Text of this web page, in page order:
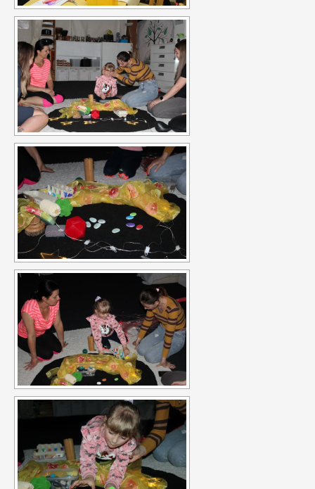
letošním roce projekty Bezpečné hnízdo a Snoezelen.
Projekt zároveň napomáhá zdravému vývoji dítěte, přes
zkvalitnění vztahů v rodině a prostřednictvím rodinného
zážitkového odpoledne až ke komplexnímu poradenství, které
je pro rodiny k dispozici po celou dobu projektu.
multisenzorická místnost Snoezelen, slouží jako inovativní
metoda pro sociálně znevýhodněné rodiny, specificky pro
rodiny s ohroženými dětmi. Pobyt v místnosti Snoezelen je
přelomovým trávením volného času dětí i dospělých. Jedná se
zároveň o efektivní metodu řešení civilizačních problémů.
Pozitivní vliv této metody je vidět u poruch jako jsou
hyperaktivita, nedostatečná schopnost soustředění, strach,
úzkosti, komunikační a sociální problémy.
je speciálně upravená a jejím cílem je působit na všechny lidské
smysly. Just grow up - Výměna mládeže
a traning courseOtázky, kterými se projekt zabývá, jsou dále
uplatnění mládeže na trhu práce, sebepoznání mládeže,
možnosti rozvoje mládeže pro lepší uplatnění na trhu práce v
rámci jednotlivých zemí a EU, interkulturní dialog, zlepšení
kvality služeb při práci s mládeží a mezinárodní spolupráce
organizací působících v oblasti mládeže.
dvou fázích. V první fázi proběhla výměna třiceti účastníků, kteří
jsou nezaměstnaní nebo ohroženi nezaměstnaností. Během
výměny mládeže jsme hledali možnosti profesního uplatnění
mladých lidí napříč Evropou. Mladí lidé se zúčastnili několika
workshopů, jejichž cílem byl především seberozvoj osobnosti.